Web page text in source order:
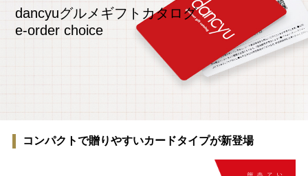
dancyuグルメギフトカタログ
e-order choice
コンパクトで贈りやすいカードタイプが新登場